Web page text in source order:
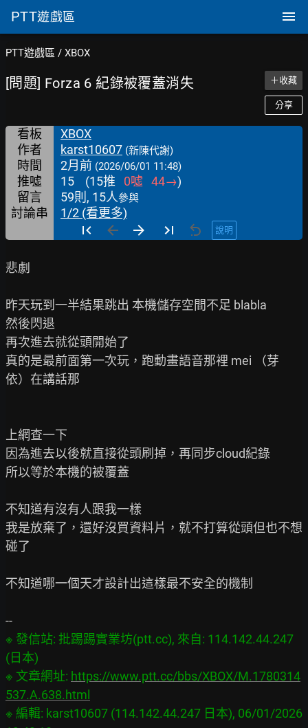
PTT遊戲區
PTT遊戲區 / XBOX
[問題] Forza 6 紀錄被覆蓋消失 ＋收藏
分享
看板
XBOX
作者
karst10607 (新陳代謝)
時間 2月前 (2026/06/01 11:48)
推噓 15 (15推 0噓 44→)
留言
59則, 15人參與
討論串 1/2 (看更多)
說明
悲劇
昨天玩到一半結果跳出 本機儲存空間不足 blabla
然後閃退
再次進去就從頭開始了
真的是最前面第一次玩，跑動畫語音那裡 mei （芽
依）在講話那
上網查一下
因為進去以後就直接從頭刷掉，再同步cloud紀錄
所以等於本機的被覆蓋
不知道有沒有人跟我一樣
我是放棄了，還好沒買資料片，就不打算從頭但也不想
碰了
不知道哪一個天才設計出這樣最不安全的機制
※ 發信站: 批踢踢實業坊(ptt.cc), 來自: 114.142.44.247
(日本)
※ 文章網址: https://www.ptt.cc/bbs/XBOX/M.1780314
537.A.638.html
※ 編輯: karst10607 (114.142.44.247 日本), 06/01/2026